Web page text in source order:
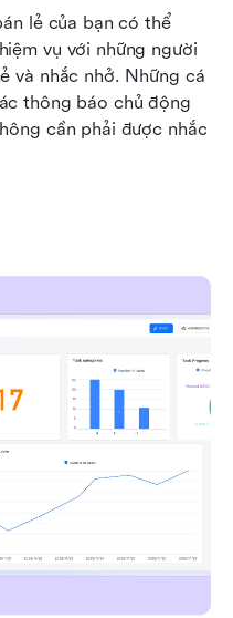
lẻ của bạn có thể
vụ với những người
và nhắc nhở. Những cá
thông báo chủ động
cần phải được nhắc